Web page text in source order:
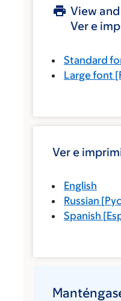
View and
Ver e
Standard
Large font
Ver e
English
Russian [
Spanish [